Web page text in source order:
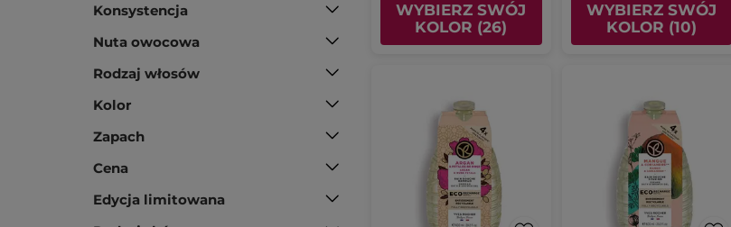
Konsystencja
Nuta owocowa
Rodzaj włosów
Kolor
Zapach
Cena
Edycja limitowana
WYBIERZ SWÓJ
KOLOR (26)
WYBIERZ SWÓJ
KOLOR (10)